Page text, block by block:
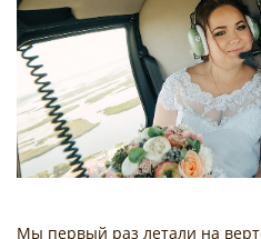
Мы первый раз летали на